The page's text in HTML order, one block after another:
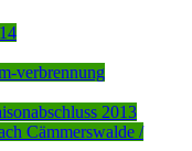
verbrennung
2013
Cämmerswalde /